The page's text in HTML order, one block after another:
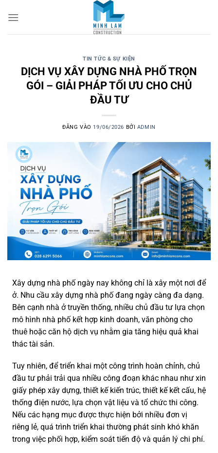
TIN TỨC & SỰ KIỆN
DỊCH VỤ XÂY DỰNG NHÀ PHỐ TRỌN
GÓI – GIẢI PHÁP TỐI ƯU CHO CHỦ
ĐẦU TƯ
ĐĂNG VÀO 19/06/2026 BỞI ADMIN
Xây dựng nhà phố ngày nay không chỉ là xây một nơi để
ở. Nhu cầu xây dựng nhà phố đang ngày càng đa dạng.
Bên cạnh nhà ở truyền thống, nhiều chủ đầu tư lựa chọn
mô hình nhà phố kết hợp kinh doanh, văn phòng cho
thuê hoặc căn hộ dịch vụ nhằm gia tăng hiệu quả khai
thác tài sản.
Tuy nhiên, để triển khai một công trình hoàn chỉnh, chủ
đầu tư phải trải qua nhiều công đoạn khác nhau như xin
giấy phép xây dựng, thiết kế kiến trúc, thiết kế kết cấu, hệ
thống điện nước, lựa chọn vật liệu và tổ chức thi công.
Nếu các hạng mục được thực hiện bởi nhiều đơn vị
riêng lẻ, quá trình triển khai thường phát sinh khó khăn
trong việc phối hợp, kiểm soát tiến độ và quản lý chi phí.